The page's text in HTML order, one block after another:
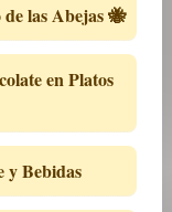
las Abejas 🐝
en Platos
y Bebidas